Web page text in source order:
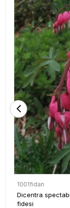
1001fidan
Dicentra
fidesi